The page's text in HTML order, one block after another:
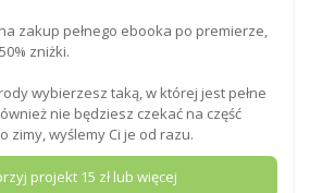
zakup pełnego ebooka po premierze,
zniżki.
wybierzesz taką, w której jest pełne
nie będziesz czekać na część
zimy, wyślemy Ci je od razu.
projekt 15 zł lub więcej